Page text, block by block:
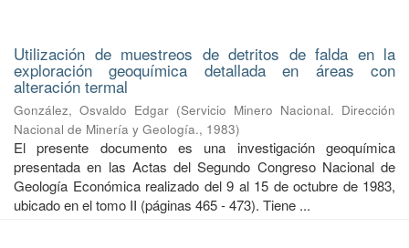
Utilización de muestreos de detritos de falda en la
exploración geoquímica detallada en áreas con
alteración termal
González, Osvaldo Edgar (Servicio Minero Nacional. Dirección
Nacional de Minería y Geología., 1983)
El presente documento es una investigación geoquímica
presentada en las Actas del Segundo Congreso Nacional de
Geología Económica realizado del 9 al 15 de octubre de 1983,
ubicado en el tomo II (páginas 465 - 473). Tiene ...